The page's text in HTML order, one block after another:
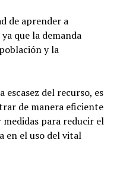
de aprender a
que la demanda
y la
escasez del recurso, es
de manera eficiente
para reducir el
en el uso del vital